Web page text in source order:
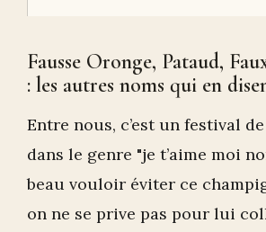
Fausse Oronge, Pataud,
: les autres noms qui en
Entre nous, c’est un festival
dans le genre "je t’aime moi
beau vouloir éviter ce
on ne se prive pas pour lui